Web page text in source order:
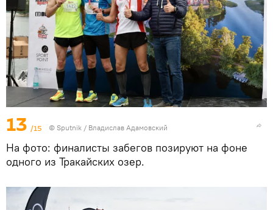
13 /15 © Sputnik / Владислав Адамовский
На фото: финалисты забегов позируют на фоне
одного из Тракайских озер.